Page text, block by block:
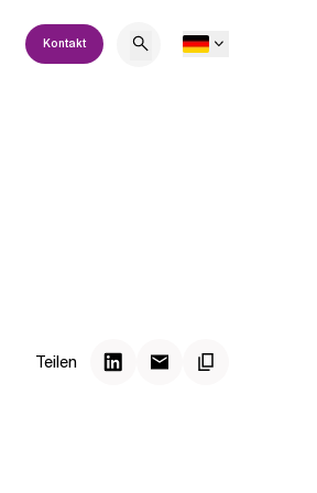
Kontakt
Teilen